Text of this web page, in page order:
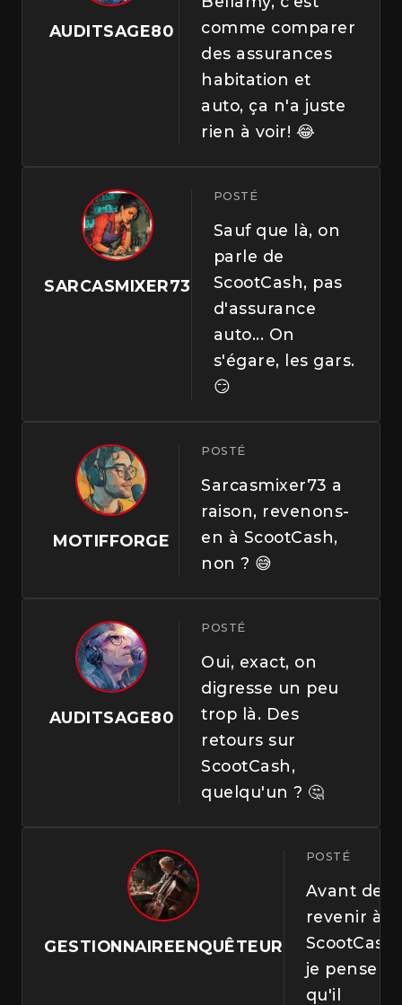
AUDITSAGE80
comme comparer
des assurances
habitation et
auto, ça n'a juste
rien à voir! 😂
SARCASMIXER73
POSTÉ
Sauf que là, on
parle de
ScootCash, pas
d'assurance
auto... On
s'égare, les gars.
😏
MOTIFFORGE
POSTÉ
Sarcasmixer73 a
raison, revenons-
en à ScootCash,
non ? 😅
AUDITSAGE80
POSTÉ
Oui, exact, on
digresse un peu
trop là. Des
retours sur
ScootCash,
quelqu'un ? 🤔
GESTIONNAIREENQUÊTEUR
POSTÉ
Avant de
revenir à
ScootCash,
je pense
qu'il